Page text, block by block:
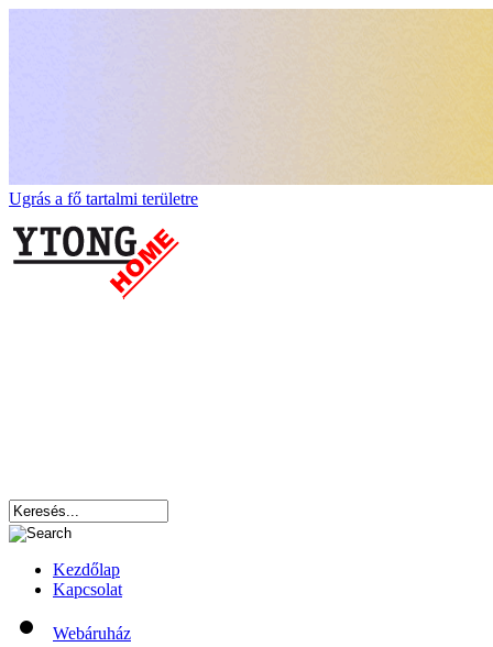
Ugrás a fő tartalmi területre
Kezdőlap
Kapcsolat
Webáruház